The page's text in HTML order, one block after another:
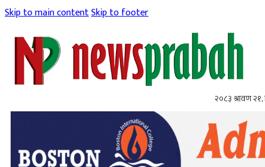
Skip to main contentSkip to footer
२०८३ श्रावण २१,